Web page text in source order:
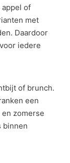
appel of
met
Daardoor
iedere
of brunch.
een
zomerse
binnen